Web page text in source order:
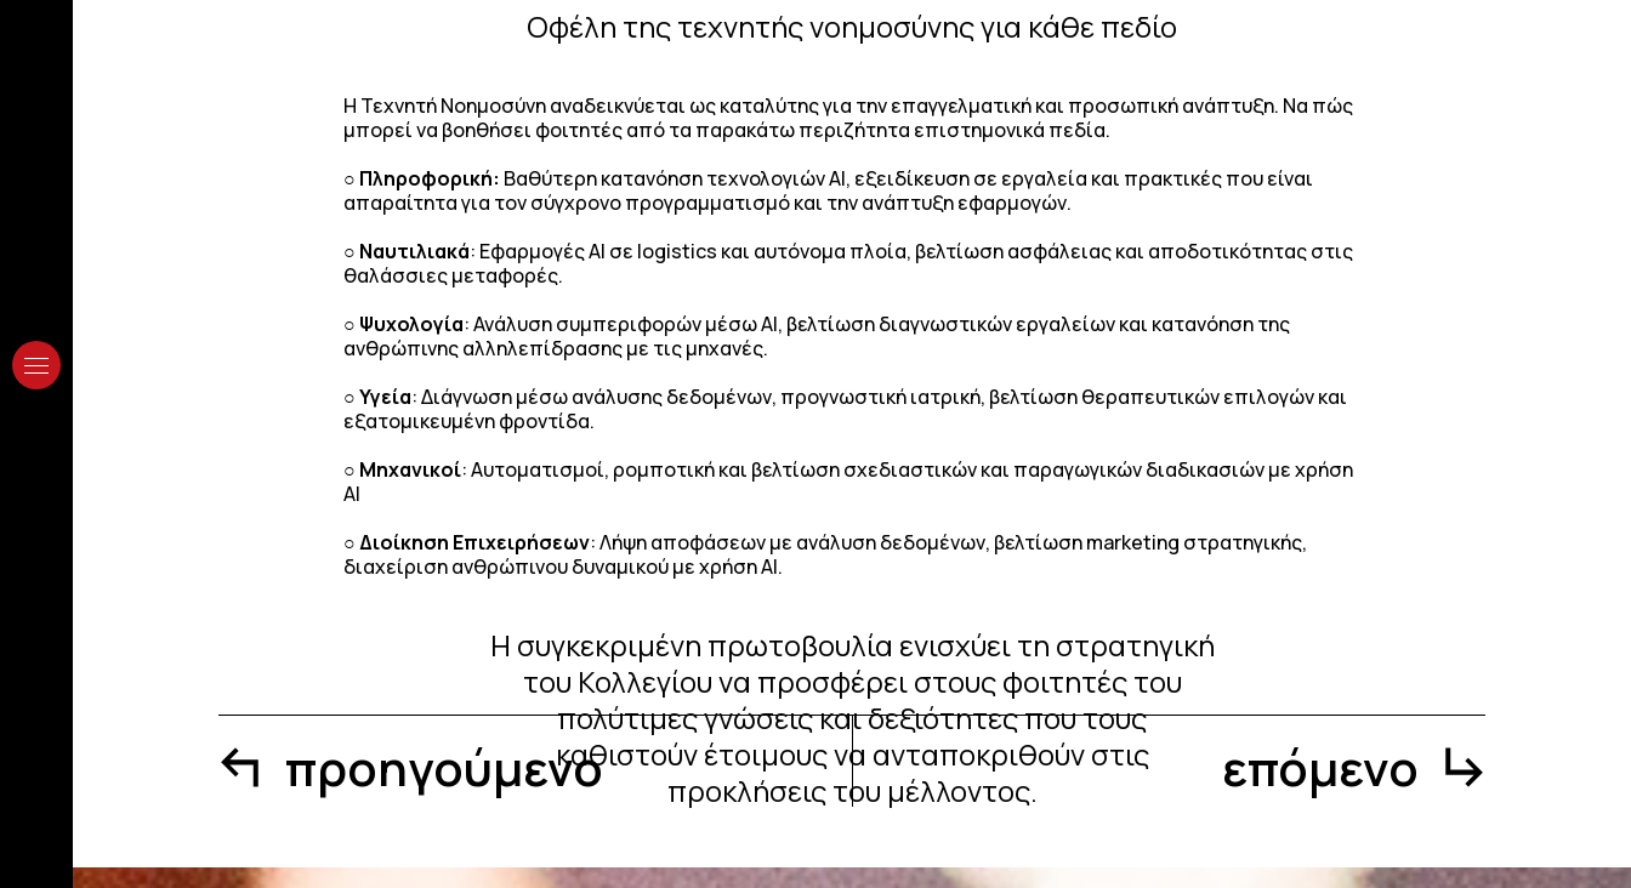
Οφέλη της τεχνητής νοημοσύνης για κάθε πεδίο
Η Τεχνητή Νοημοσύνη αναδεικνύεται ως καταλύτης για την επαγγελματική και προσωπική ανάπτυξη. Να πώς
μπορεί να βοηθήσει φοιτητές από τα παρακάτω περιζήτητα επιστημονικά πεδία.
○ Πληροφορική: Βαθύτερη κατανόηση τεχνολογιών ΑΙ, εξειδίκευση σε εργαλεία και πρακτικές που είναι
απαραίτητα για τον σύγχρονο προγραμματισμό και την ανάπτυξη εφαρμογών.
○ Ναυτιλιακά: Εφαρμογές ΑΙ σε logistics και αυτόνομα πλοία, βελτίωση ασφάλειας και αποδοτικότητας στις
θαλάσσιες μεταφορές.
○ Ψυχολογία: Ανάλυση συμπεριφορών μέσω AI, βελτίωση διαγνωστικών εργαλείων και κατανόηση της
ανθρώπινης αλληλεπίδρασης με τις μηχανές.
○Υγεία: Διάγνωση μέσω ανάλυσης δεδομένων, προγνωστική ιατρική, βελτίωση θεραπευτικών επιλογών και
εξατομικευμένη φροντίδα.
○ Μηχανικοί: Αυτοματισμοί, ρομποτική και βελτίωση σχεδιαστικών και παραγωγικών διαδικασιών με χρήση
ΑΙ
○Διοίκηση Επιχειρήσεων: Λήψη αποφάσεων με ανάλυση δεδομένων, βελτίωση marketing στρατηγικής,
διαχείριση ανθρώπινου δυναμικού με χρήση ΑΙ.
Η συγκεκριμένη πρωτοβουλία ενισχύει τη στρατηγική
του Κολλεγίου να προσφέρει στους φοιτητές του
πολύτιμες γνώσεις και δεξιότητες που τους
καθιστούν έτοιμους να ανταποκριθούν στις
προκλήσεις του μέλλοντος.
προηγούμενο επόμενο